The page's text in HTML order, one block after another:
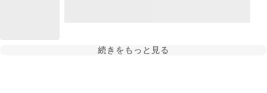
続きをもっと見る